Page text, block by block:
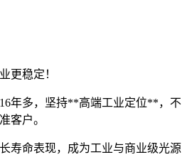
更稳定！
年多，坚持**高端工业定位**，不
客户。
寿命表现，成为工业与商业级光源